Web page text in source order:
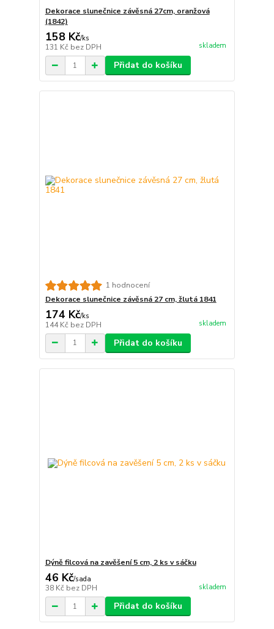
Dekorace slunečnice závěsná 27cm, oranžová
(1842)
158 Kč/ks
131 Kč bez DPH skladem
Přidat do košíku
1 hodnocení
Dekorace slunečnice závěsná 27 cm, žlutá 1841
174 Kč/ks
144 Kč bez DPH skladem
Přidat do košíku
Dýně filcová na zavěšení 5 cm, 2 ks v sáčku
46 Kč/sada
38 Kč bez DPH skladem
Přidat do košíku